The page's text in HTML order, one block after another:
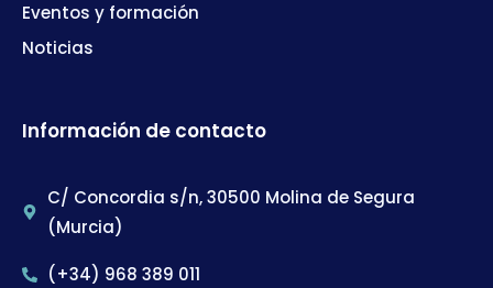
Eventos y formación
Noticias
Información de contacto
C/ Concordia s/n, 30500 Molina de Segura
(Murcia)
(+34) 968 389 011